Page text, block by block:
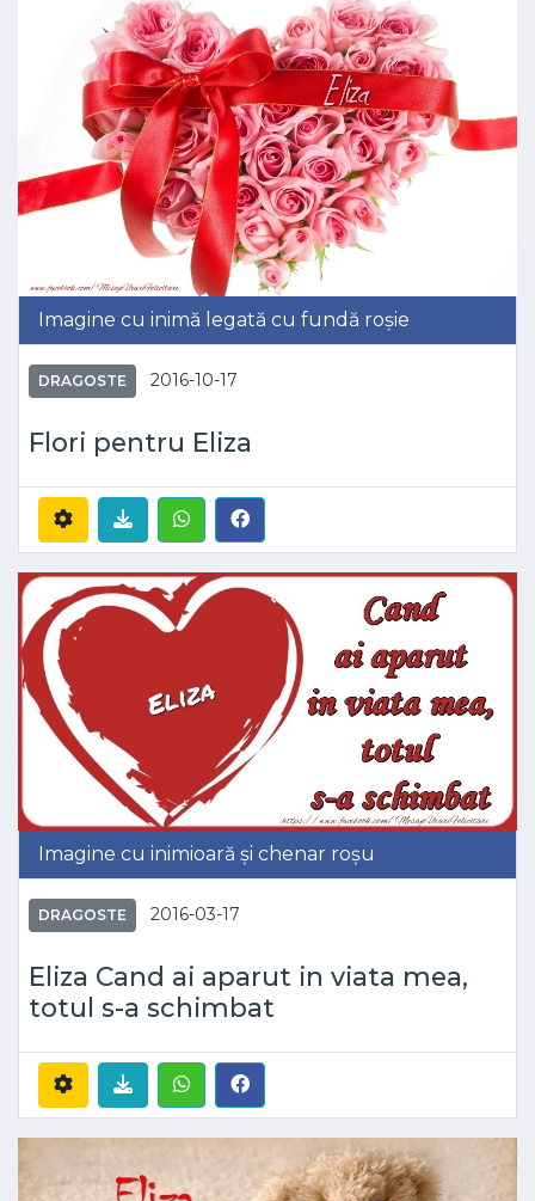
Imagine cu inimă legată cu fundă roșie
DRAGOSTE 2016-10-17
Flori pentru Eliza
Imagine cu inimioară și chenar roșu
DRAGOSTE 2016-03-17
Eliza Cand ai aparut in viata mea,
totul s-a schimbat